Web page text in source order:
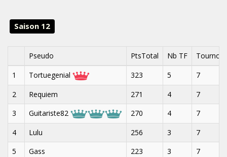
Saison 12
Pseudo PtsTotal Nb TF
Tournoi
1
Tortuegenial 323 5
7
2
Requiem 271 4
7
3
Guitariste82 270 4
7
4
Lulu 256 3
7
5
Gass 223 3
7